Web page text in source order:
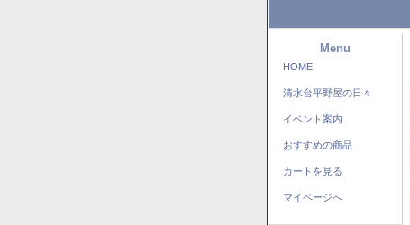
Menu
HOME
清水台平野屋の日々
イベント案内
おすすめの商品
カートを見る
マイページへ